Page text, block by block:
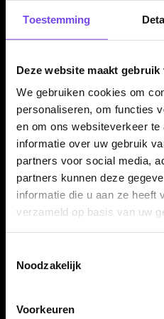
Toestemming
Deze website maakt gebruik
We gebruiken cookies om
personaliseren, om functies
en om ons websiteverkeer
informatie over uw gebruik
partners voor social media,
partners kunnen deze
informatie die u aan ze heeft
verzameld op basis van uw
Noodzakelijk
Voorkeuren
zoeken
controle
✓ Onderdeel van de Bull's
✓ Verkrijgbaar in 28 en 30
✓ Compleet geleverd met
flights
Dartpijl Materiaal:80%
Dartpijl Gewicht:
Dart Merk:Bull's Darts